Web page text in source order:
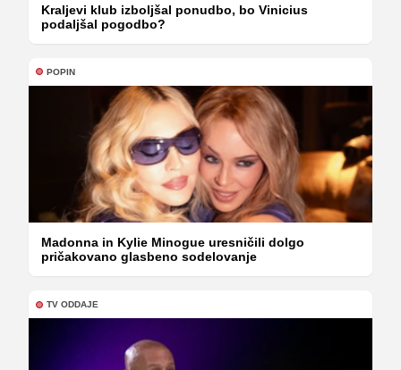
Kraljevi klub izboljšal ponudbo, bo Vinicius
podaljšal pogodbo?
POPIN
Madonna in Kylie Minogue uresničili dolgo
pričakovano glasbeno sodelovanje
TV ODDAJE